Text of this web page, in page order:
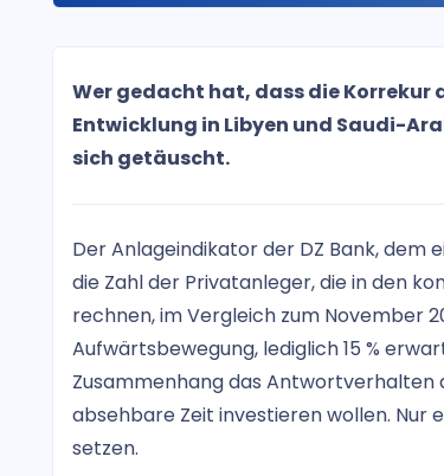
Wer gedacht hat, dass die Korrekur
Entwicklung in Libyen und Saudi-
sich getäuscht.
Der Anlageindikator der DZ Bank, dem
die Zahl der Privatanleger, die in den
rechnen, im Vergleich zum November
Aufwärtsbewegung, lediglich 15 %
Zusammenhang das Antwortverhalten
absehbare Zeit investieren wollen. Nur
setzen.